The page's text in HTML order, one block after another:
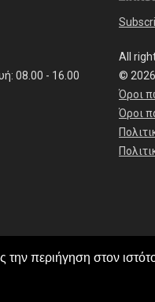
την περιήγηση στον
08.00 - 16.00
All
© 2026
Όροι
Όροι